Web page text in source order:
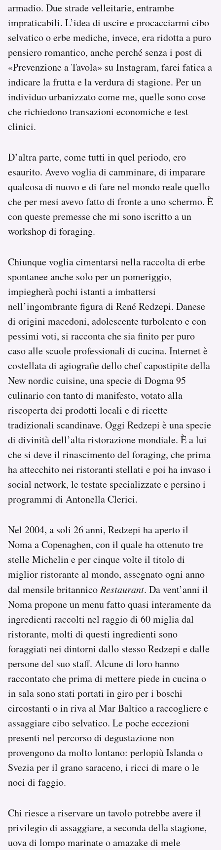
armadio. Due strade velleitarie, entrambe
impraticabili. L’idea di uscire e procacciarmi cibo
selvatico o erbe mediche, invece, era ridotta a puro
pensiero romantico, anche perché senza i post di
«Prevenzione a Tavola» su Instagram, farei fatica a
indicare la frutta e la verdura di stagione. Per un
individuo urbanizzato come me, quelle sono cose
che richiedono transazioni economiche e test
clinici.
D’altra parte, come tutti in quel periodo, ero
esaurito. Avevo voglia di camminare, di imparare
qualcosa di nuovo e di fare nel mondo reale quello
che per mesi avevo fatto di fronte a uno schermo. È
con queste premesse che mi sono iscritto a un
workshop di foraging.
Chiunque voglia cimentarsi nella raccolta di erbe
spontanee anche solo per un pomeriggio,
impiegherà pochi istanti a imbattersi
nell’ingombrante figura di René Redzepi. Danese
di origini macedoni, adolescente turbolento e con
pessimi voti, si racconta che sia finito per puro
caso alle scuole professionali di cucina. Internet è
costellata di agiografie dello chef capostipite della
New nordic cuisine, una specie di Dogma 95
culinario con tanto di manifesto, votato alla
riscoperta dei prodotti locali e di ricette
tradizionali scandinave. Oggi Redzepi è una specie
di divinità dell’alta ristorazione mondiale. È a lui
che si deve il rinascimento del foraging, che prima
ha attecchito nei ristoranti stellati e poi ha invaso i
social network, le testate specializzate e persino i
programmi di Antonella Clerici.
Nel 2004, a soli 26 anni, Redzepi ha aperto il
Noma a Copenaghen, con il quale ha ottenuto tre
stelle Michelin e per cinque volte il titolo di
miglior ristorante al mondo, assegnato ogni anno
dal mensile britannicoRestaurant. Da vent’anni il
Noma propone un menu fatto quasi interamente da
ingredienti raccolti nel raggio di 60 miglia dal
ristorante, molti di questi ingredienti sono
foraggiati nei dintorni dallo stesso Redzepi e dalle
persone del suo staff. Alcune di loro hanno
raccontato che prima di mettere piede in cucina o
in sala sono stati portati in giro per i boschi
circostanti o in riva al Mar Baltico a raccogliere e
assaggiare cibo selvatico. Le poche eccezioni
presenti nel percorso di degustazione non
provengono da molto lontano: perlopiù Islanda o
Svezia per il grano saraceno, i ricci di mare o le
noci di faggio.
Chi riesce a riservare un tavolo potrebbe avere il
privilegio di assaggiare, a seconda della stagione,
uova di lompo marinate o amazake di mele